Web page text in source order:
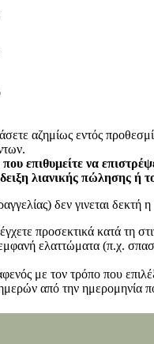
αζημίως εντός
επιθυμείτε να
λιανικής πώλησης ή
δεν γινεται δεκτή
προσεκτικά κατά
ελαττώματα (π.χ.
με τον τρόπο που
από την ημερομηνία